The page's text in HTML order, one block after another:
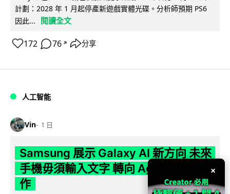
計劃：2028 年 1 月起停產新遊戲實體光碟。分析師預期 PS6
因此...
閱讀全文
172 76 ↗ 分享
人工智能
Vin 1 日
Samsung 展示 Galaxy AI 新方向 未來
手機毋須輸入文字 轉向 Agent 全自動操
作
×